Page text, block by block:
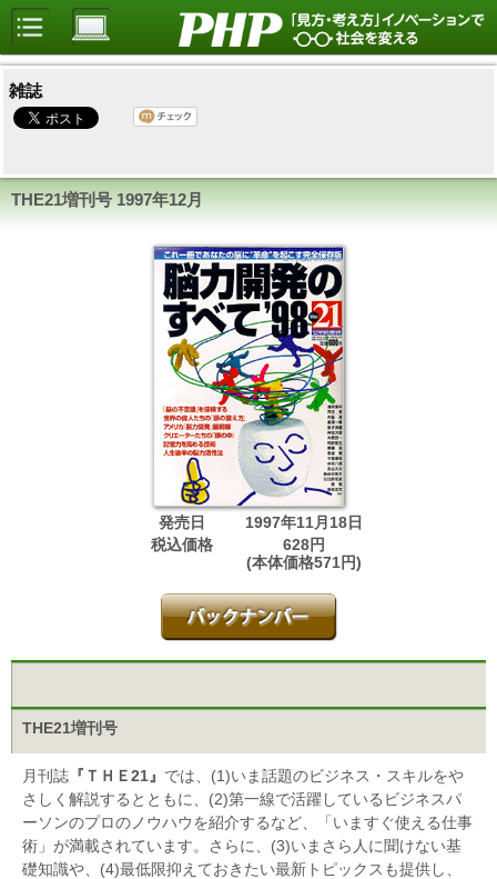
雑誌
THE21増刊号 1997年12月
発売日
1997年11月18日
税込価格
628円
(本体価格571円)
THE21増刊号
月刊誌 『ＴＨＥ21』 では、(1)いま話題のビジネス・スキルをや
さしく解説するとともに、(2)第一線で活躍しているビジネスパ
ーソンのプロのノウハウを紹介するなど、「いますぐ使える仕事
術」が満載されています。さらに、(3)いまさら人に聞けない基
礎知識や、(4)最低限抑えておきたい最新トピックスも提供し、